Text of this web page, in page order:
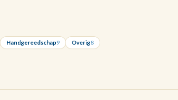
Handgereedschap9 Overig8